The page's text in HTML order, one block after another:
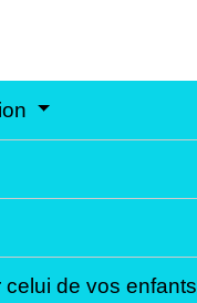
de vos enfants